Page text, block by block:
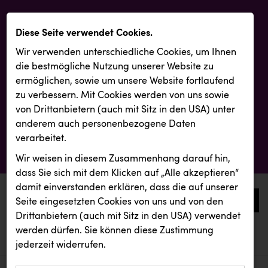
0
aktuelle aussendungen
aktuelle aussendungen
Diese Seite verwendet Cookies.
Wir verwenden unterschiedliche Cookies, um Ihnen
die best­mögliche Nutzung unserer Website zu
ermöglichen, sowie um unsere Website fortlaufend
zu verbessern. Mit Cookies werden von uns sowie
von Drittanbietern (auch mit Sitz in den USA) unter
anderem auch personenbezogene Daten
verarbeitet.
Wir weisen in diesem Zusammenhang darauf hin,
dass Sie sich mit dem Klicken auf „Alle akzeptieren“
damit ein­ver­standen erklären, dass die auf unserer
Seite eingesetzten Cookies von uns und von den
Drittanbietern (auch mit Sitz in den USA) verwendet
werden dürfen. Sie können diese Zustimmung
jederzeit widerrufen.